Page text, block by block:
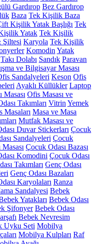
Gardırop Bez Gardırop
Baza Tek Kişilik Baza
Kişilik Yatak Başlığı Tek
Yatak Tek Kişilik
Şiltesi Karyola Tek Kişilik
Komodin Yatak
Takı Dolabı Sandık Paravan
ve Bilgisayar Masası
Sandalyeleri Keson Ofis
Ayaklı Küllükler Laptop
Masası Ofis Masası ve
Takımları Vitrin Yemek
Masaları Masa ve Masa
Mutfak Masası ve
Duvar Stickerları Çocuk
Sandalyeleri Çocuk
Çocuk Odası Bazası
Komodini Çocuk Odası
Takımları Genç Odası
Genç Odası Bazaları
Karyolaları Ranza
Sandalyesi Bebek
Yatakları Bebek Odası
Şifonyer Bebek Odası
Bebek Nevresim
Uyku Seti Mobilya
Mobilya Kulpları Raf